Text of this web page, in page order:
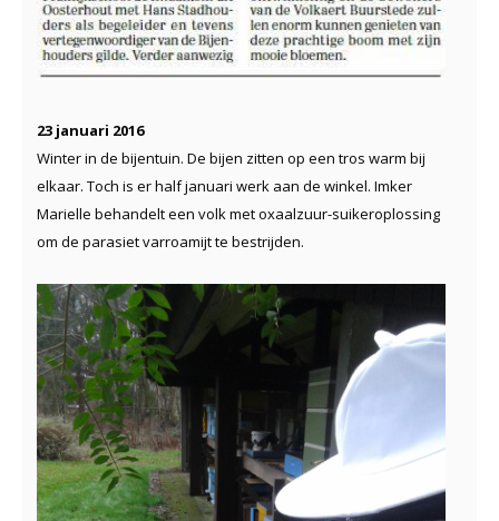
23 januari 2016
Winter in de bijentuin. De bijen zitten op een tros warm bij
elkaar. Toch is er half januari werk aan de winkel. Imker
Marielle behandelt een volk met oxaalzuur-suikeroplossing
om de parasiet varroamijt te bestrijden.